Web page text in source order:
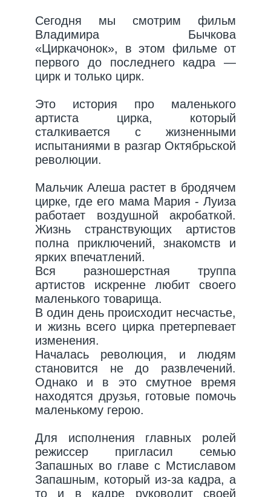
Сегодня мы смотрим фильм
Владимира Бычкова
«Циркачонок», в этом фильме от
первого до последнего кадра —
цирк и только цирк.
Это история про маленького
артиста цирка, который
сталкивается с жизненными
испытаниями в разгар Октябрьской
революции.
Мальчик Алеша растет в бродячем
цирке, где его мама Мария - Луиза
работает воздушной акробаткой.
Жизнь странствующих артистов
полна приключений, знакомств и
ярких впечатлений.
Вся разношерстная труппа
артистов искренне любит своего
маленького товарища.
В один день происходит несчастье,
и жизнь всего цирка претерпевает
изменения.
Началась революция, и людям
становится не до развлечений.
Однако и в это смутное время
находятся друзья, готовые помочь
маленькому герою.
Для исполнения главных ролей
режиссер пригласил семью
Запашных во главе с Мстиславом
Запашным, который из-за кадра, а
то и в кадре руководит своей